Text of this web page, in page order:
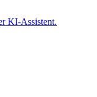
KI-Assistent.